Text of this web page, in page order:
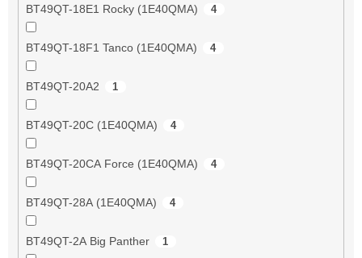
BT49QT-18E1 Rocky (1E40QMA) 4
BT49QT-18F1 Tanco (1E40QMA) 4
BT49QT-20A2 1
BT49QT-20C (1E40QMA) 4
BT49QT-20CA Force (1E40QMA) 4
BT49QT-28A (1E40QMA) 4
BT49QT-2A Big Panther 1